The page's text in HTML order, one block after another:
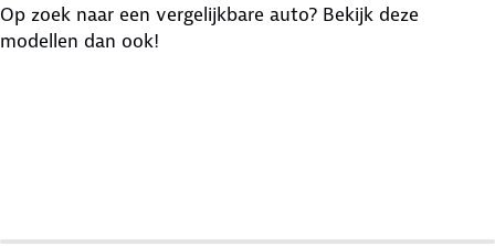
Op zoek naar een vergelijkbare auto? Bekijk deze
modellen dan ook!